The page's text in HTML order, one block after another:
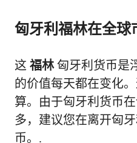
匈牙利福林在全球
这 福林匈牙利货币是
的价值每天都在变化
算。由于匈牙利货币
多，建议您在离开匈
币。.